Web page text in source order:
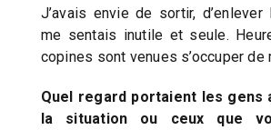
J’avais envie de sortir,
me sentais inutile et seule.
copines sont venues s’occuper de
Quel regard portaient les gens
la situation ou ceux que